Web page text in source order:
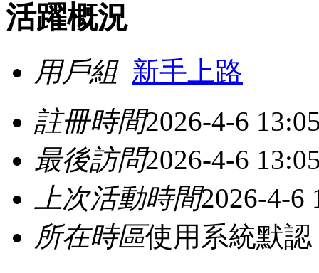
活躍概況
用戶組 新手上路
註冊時間2026-4-6
最後訪問2026-4-6
上次活動時間2026-4-6
所在時區使用系統默認